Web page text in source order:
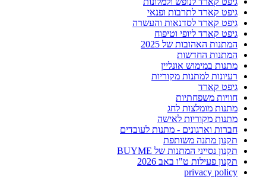
גיפט קארד לתרבות ופנאי
גיפט קארד לסדנאות והעשרה
גיפט קארד ליופי וטיפוח
המתנות האהובות של 2025
המתנות החדשות
מתנות במימוש אונליין
רעיונות למתנות מקוריות
גיפט קארד
חוויות משפחתיות
מתנות מומלצות לחג
מתנות מקוריות לאישה
חברות וארגונים - מתנות לעובדים
תקנון מתנה משותפת
תקנון נסייני המתנות של BUYME
תקנון פעילות ט"ו באב 2026
privacy policy